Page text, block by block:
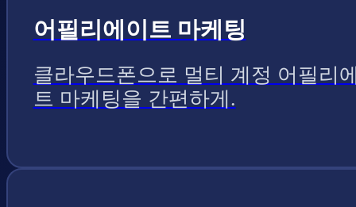
어필리에이트 마케팅
클라우드폰으로 멀티 계정 어필리
트 마케팅을 간편하게.